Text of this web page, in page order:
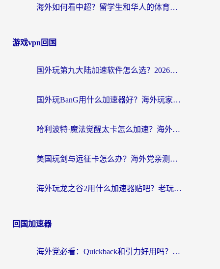
海外如何看中超？留学生和华人的体育赛事观看终极指南（附欧洲杯奥运会观看技巧）
游戏vpn回国
国外玩第九大陆加速软件怎么选？2026终极指南帮你告别延迟卡顿
国外玩BanG用什么加速器好？海外玩家亲测的国服游戏加速终极方案
哈利波特·魔法觉醒太卡怎么加速？海外党亲测有效的国服游戏加速指南
美国玩剑与远征卡怎么办？海外党亲测有效的国服游戏加速指南
海外玩龙之谷2用什么加速器贴吧？老玩家实测推荐，附新加坡猎魂觉醒国外剑与远征加速攻略
回国加速器
海外党必看：Quickback和引力好用吗？3分钟搞懂回国加速器怎么选